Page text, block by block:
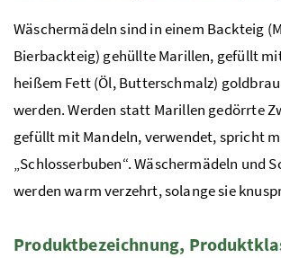
Wäschermädeln sind in einem Backteig
Bierbackteig) gehüllte Marillen, gefüllt
heißem Fett (Öl, Butterschmalz)
werden. Werden statt Marillen gedörrte
gefüllt mit Mandeln, verwendet, spricht
„Schlosserbuben“. Wäschermädeln und
werden warm verzehrt, solange sie
Produktbezeichnung,